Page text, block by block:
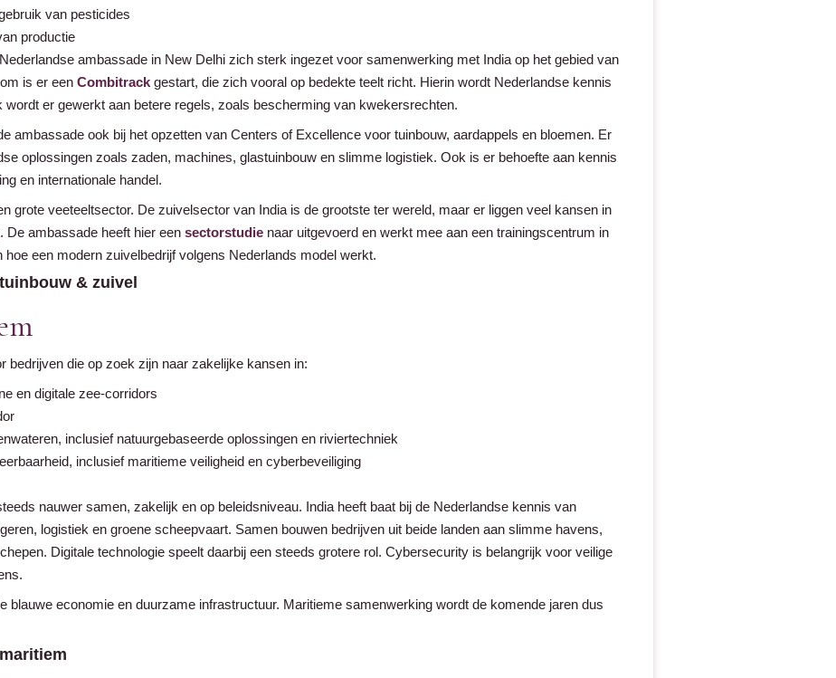
van pesticides
productie
ambassade in New Delhi zich sterk ingezet voor samenwerking met India op het gebied van
is er een Combitrackgestart, die zich vooral op bedekte teelt richt. Hierin wordt Nederlandse kennis
wordt er gewerkt aan betere regels, zoals bescherming van kwekersrechten.
ambassade ook bij het opzetten van Centers of Excellence voor tuinbouw, aardappels en bloemen. Er
oplossingen zoals zaden, machines, glastuinbouw en slimme logistiek. Ook is er behoefte aan kennis
en internationale handel.
grote veeteeltsector. De zuivelsector van India is de grootste ter wereld, maar er liggen veel kansen in
De ambassade heeft hier een sectorstudienaar uitgevoerd en werkt mee aan een trainingscentrum in
hoe een modern zuivelbedrijf volgens Nederlands model werkt.
& zuivel
bedrijven die op zoek zijn naar zakelijke kansen in:
en digitale zee-corridors
inclusief natuurgebaseerde oplossingen en riviertechniek
inclusief maritieme veiligheid en cyberbeveiliging
nauwer samen, zakelijk en op beleidsniveau. India heeft baat bij de Nederlandse kennis van
logistiek en groene scheepvaart. Samen bouwen bedrijven uit beide landen aan slimme havens,
Digitale technologie speelt daarbij een steeds grotere rol. Cybersecurity is belangrijk voor veilige
blauwe economie en duurzame infrastructuur. Maritieme samenwerking wordt de komende jaren dus